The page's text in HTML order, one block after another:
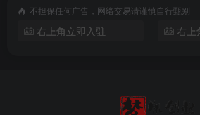
74-第四课直播规范01带货内容准则
76-第六课直播规范03私下交易
不担保任何广告，网络交易请谨慎自行甄别
右上角立即入驻 右上